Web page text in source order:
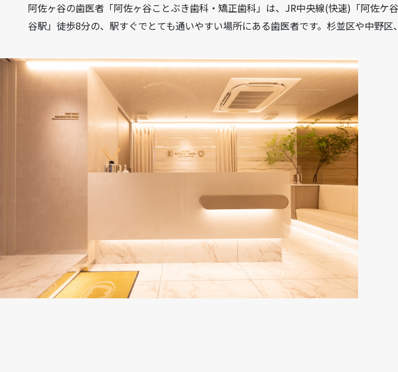
阿佐ヶ谷の歯医者「阿佐ヶ谷ことぶき歯科・矯正歯科」は、JR中央線(快速)「阿佐ケ
谷駅」徒歩8分の、駅すぐでとても通いやすい場所にある歯医者です。杉並区や中野